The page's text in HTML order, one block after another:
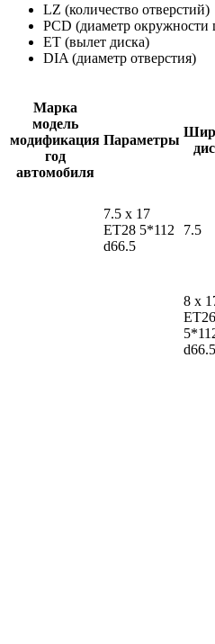
LZ (количество отверстий)
PCD (диаметр окружности
ET (вылет диска)
DIA (диаметр отверстия)
Марка
модель
модификация
год
автомобиля
Параметры
7.5 x 17
ET28 5*112
d66.5
7.5
8 x
ET26
d66.5